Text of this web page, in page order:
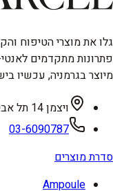
פתרונות מתקדמים לאנטי-
מיוצר בגרמניה, עכשיו
ויצמן 14 תל אביב
03-6090787
סדרת מוצרים
Ampoule